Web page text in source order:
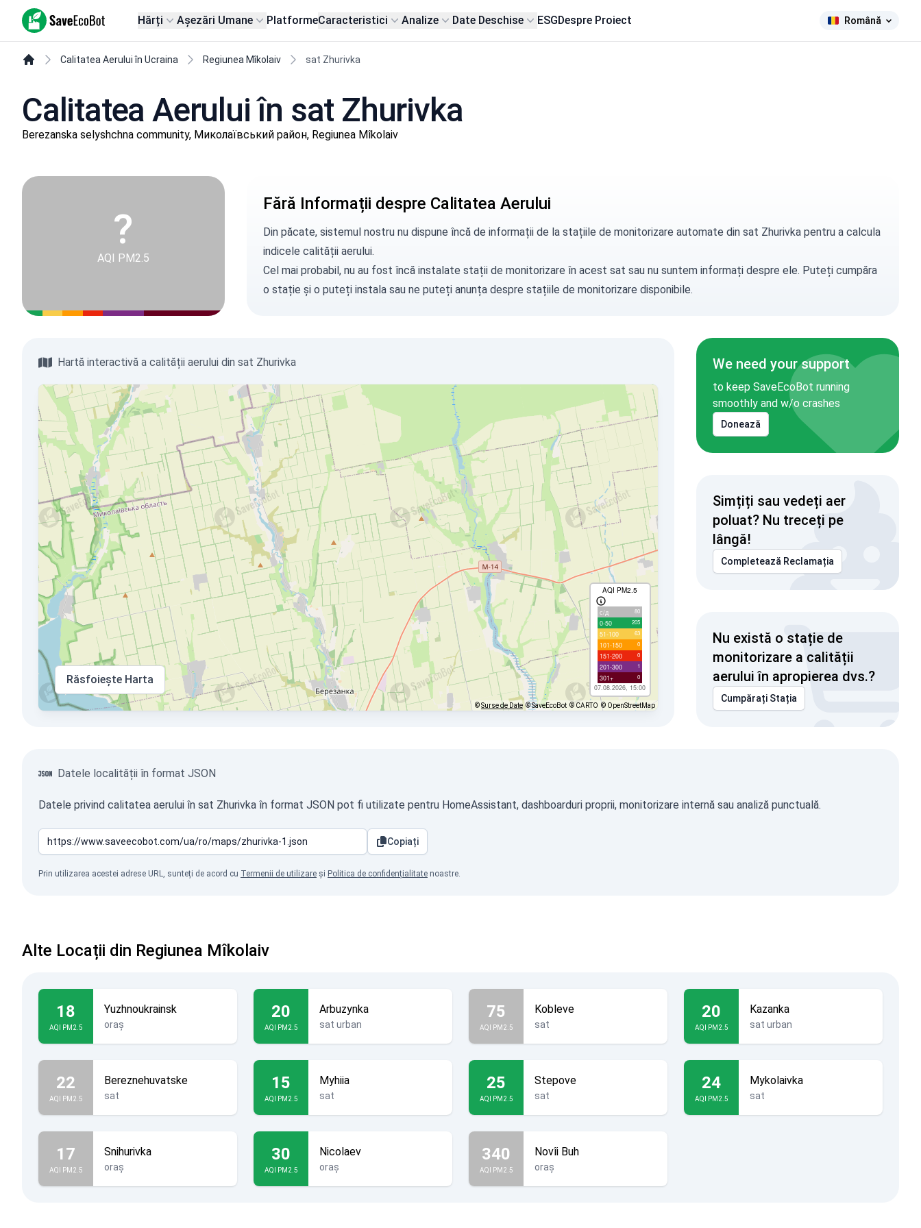
SaveEcoBot Hărți Așezări Umane PlatformeCaracteristici Analize Date Deschise ESGDespre Proiect Română
Calitatea Aerului în Ucraina Regiunea Mîkolaiv sat Zhurivka
Calitatea Aerului în sat Zhurivka
Berezanska selyshchna community, Миколаївський район, Regiunea Mîkolaiv
?
AQI PM2.5
Fără Informații despre Calitatea Aerului
Din păcate, sistemul nostru nu dispune încă de informații de la stațiile de monitorizare automate din sat Zhurivka pentru a calcula
indicele calității aerului.
Cel mai probabil, nu au fost încă instalate stații de monitorizare în acest sat sau nu suntem informați despre ele. Puteți cumpăra
o stație și o puteți instala sau ne puteți anunțadespre stațiile de monitorizare disponibile.
Hartă interactivă a calității aerului din sat Zhurivka
AQI PM2.5
с/д 80
0-50 205
51-100 63
101-150 0
151-200 0
201-300 1
301+ 0
07.08.2026, 15:00
Răsfoiește Harta
©Surse de Date © SaveEcoBot © CARTO © OpenStreetMap
We need your support
to keep SaveEcoBot running
smoothly and w/o crashes
Donează
Simțiți sau vedeți aer
poluat? Nu treceți pe
lângă!
Completează Reclamația
Nu există o stație de
monitorizare a calității
aerului în apropierea dvs.?
Cumpărați Stația
Datele localității în format JSON
Datele privind calitatea aerului în sat Zhurivka în format JSON pot fi utilizate pentru HomeAssistant, dashboarduri proprii, monitorizare internă sau analiză punctuală.
Copiați
Prin utilizarea acestei adrese URL, sunteți de acord cu Termenii de utilizare și Politica de confidențialitate noastre.
Alte Locații din Regiunea Mîkolaiv
18
AQI PM2.5
Yuzhnoukrainsk
oraș
20
AQI PM2.5
Arbuzynka
sat urban
75
AQI PM2.5
Kobleve
sat
20
AQI PM2.5
Kazanka
sat urban
22
AQI PM2.5
Bereznehuvatske
sat
15
AQI PM2.5
Myhiia
sat
25
AQI PM2.5
Stepove
sat
24
AQI PM2.5
Mykolaivka
sat
17
AQI PM2.5
Snihurivka
oraș
30
AQI PM2.5
Nicolaev
oraș
340
AQI PM2.5
Novîi Buh
oraș